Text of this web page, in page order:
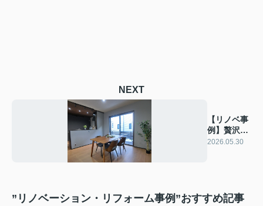
NEXT
【リノベ事
例】贅沢空
間平屋住
2026.05.30
”リノベーション・リフォーム事例”おすすめ記事